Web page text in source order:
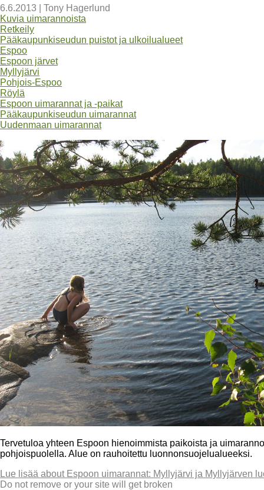
6.6.2013
Tony Hagerlund
Kuvia uimarannoista
Retkeily
Pääkaupunkiseudun puistot ja ulkoilualueet
Espoo
Espoon järvet
Myllyjärvi
Pohjois-Espoo
Röylä
Espoon uimarannat ja -paikat
Pääkaupunkiseudun uimarannat
Uudenmaan uimarannat
Tervetuloa yhteen Espoon hienoimmista paikoista ja
pohjoispuolella. Alue on rauhoitettu luonnonsuojelualueeksi.
Lue lisää about Espoon uimarannat: Myllyjärvi ja Myllyjärven
Do not remove or your site will get broken